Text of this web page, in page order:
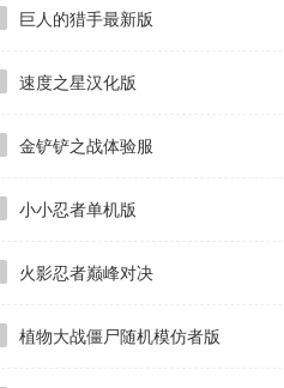
巨人的猎手最新版
速度之星汉化版
金铲铲之战体验服
小小忍者单机版
火影忍者巅峰对决
植物大战僵尸随机模仿者版